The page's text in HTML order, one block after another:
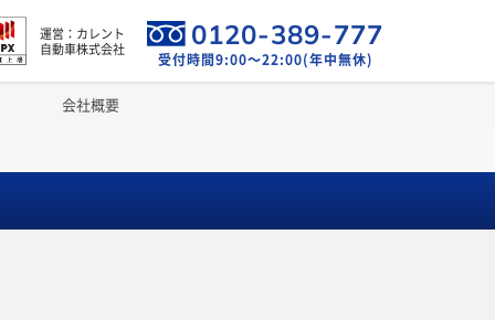
運営：カレント
自動車株式会社
0120-389-777
受付時間9:00～22:00(年中無休)
会社概要